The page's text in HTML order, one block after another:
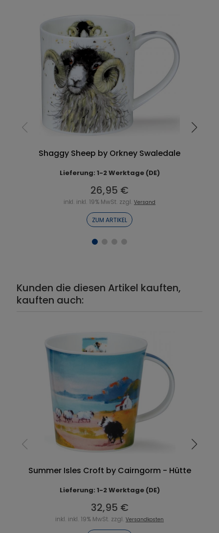
Shaggy Sheep by Orkney Swaledale
Lieferung: 1-2 Werktage (DE)
26,95 €
inkl. inkl. 19% MwSt. zzgl.Versand
ZUM ARTIKEL
Kunden die diesen Artikel kauften,
kauften auch:
Summer Isles Croft by Cairngorm - Hütte
Lieferung: 1-2 Werktage (DE)
32,95 €
inkl. inkl. 19% MwSt. zzgl.Versandkosten